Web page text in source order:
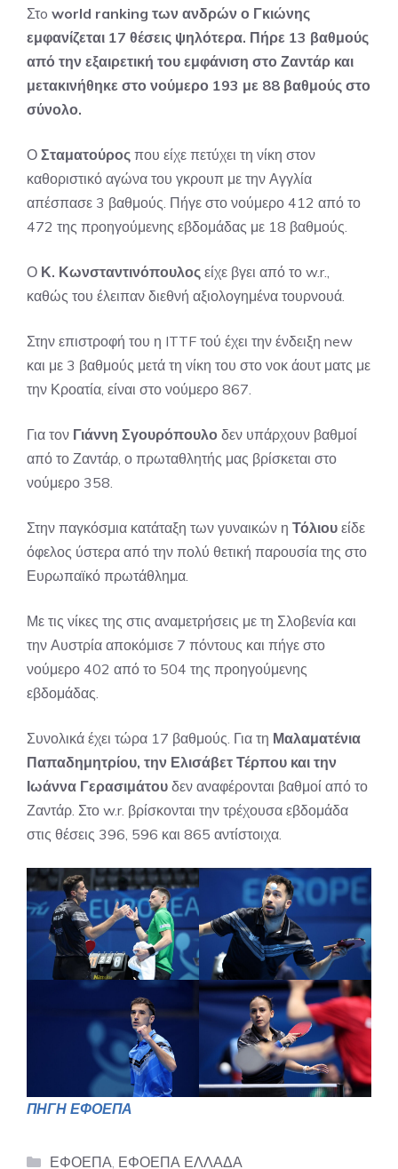
Στo world ranking των ανδρών ο Γκιώνης
εμφανίζεται 17 θέσεις ψηλότερα. Πήρε 13 βαθμούς
από την εξαιρετική του εμφάνιση στο Ζαντάρ και
μετακινήθηκε στο νούμερο 193 με 88 βαθμούς στο
σύνολο.
Ο Σταματούρος που είχε πετύχει τη νίκη στον
καθοριστικό αγώνα του γκρουπ με την Αγγλία
απέσπασε 3 βαθμούς. Πήγε στο νούμερο 412 από το
472 της προηγούμενης εβδομάδας με 18 βαθμούς.
Ο Κ. Κωνσταντινόπουλος είχε βγει από το w.r.,
καθώς του έλειπαν διεθνή αξιολογημένα τουρνουά.
Στην επιστροφή του η ITTF τού έχει την ένδειξη new
και με 3 βαθμούς μετά τη νίκη του στο νοκ άουτ ματς με
την Κροατία, είναι στο νούμερο 867.
Για τον Γιάννη Σγουρόπουλο δεν υπάρχουν βαθμοί
από το Ζαντάρ, ο πρωταθλητής μας βρίσκεται στο
νούμερο 358.
Στην παγκόσμια κατάταξη των γυναικών η Τόλιου είδε
όφελος ύστερα από την πολύ θετική παρουσία της στο
Ευρωπαϊκό πρωτάθλημα.
Με τις νίκες της στις αναμετρήσεις με τη Σλοβενία και
την Αυστρία αποκόμισε 7 πόντους και πήγε στο
νούμερο 402 από το 504 της προηγούμενης
εβδομάδας.
Συνολικά έχει τώρα 17 βαθμούς. Για τη Μαλαματένια
Παπαδημητρίου, την Ελισάβετ Τέρπου και την
Ιωάννα Γερασιμάτου δεν αναφέρονται βαθμοί από το
Ζαντάρ. Στο w.r. βρίσκονται την τρέχουσα εβδομάδα
στις θέσεις 396, 596 και 865 αντίστοιχα.
ΠΗΓΗ ΕΦΟΕΠΑ
Categories
ΕΦΟΕΠΑ ΕΦΟΕΠΑ ΕΛΛΑΔΑ